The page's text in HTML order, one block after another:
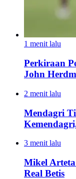
1 menit lalu
Perkiraan
John
2 menit lalu
Mendagri
3 menit lalu
Mikel
Real Betis